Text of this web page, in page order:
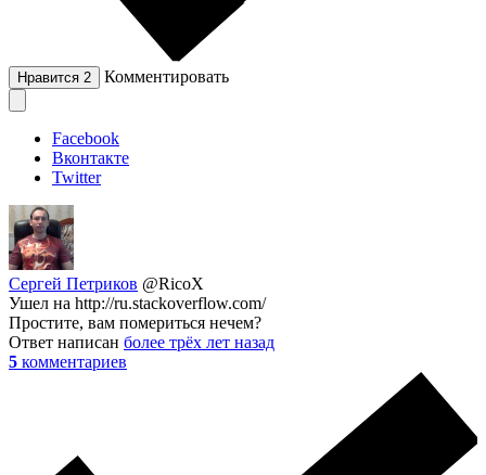
Нравится 2 Комментировать
Facebook
Вконтакте
Twitter
Сергей Петриков @RicoX
Ушел на http://ru.stackoverflow.com/
Простите, вам помериться нечем?
Ответ написан более трёх лет назад
5 комментариев